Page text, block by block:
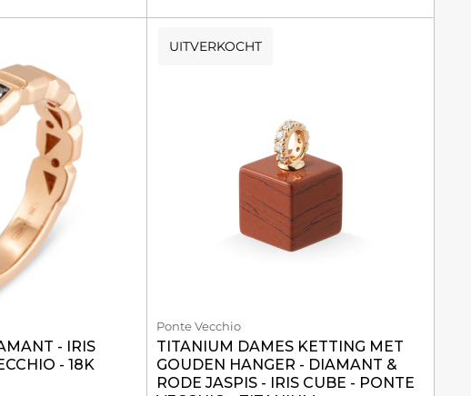
- IRIS
- 18K
UITVERKOCHT
Ponte Vecchio
TITANIUM DAMES KETTING MET
GOUDEN HANGER - DIAMANT &
RODE JASPIS - IRIS CUBE - PONTE